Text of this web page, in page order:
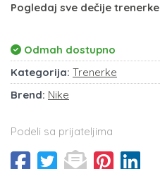
Pogledaj sve dečije trenerke
Odmah dostupno
Kategorija: Trenerke
Brend: Nike
Podeli sa prijateljima